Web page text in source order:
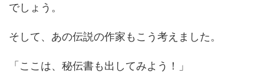
でしょう。
そして、あの伝説の作家もこう考えました。
「ここは、秘伝書も出してみよう！」